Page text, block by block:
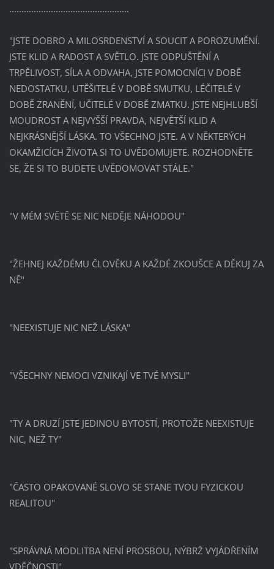
.................................................
"JSTE DOBRO A MILOSRDENSTVÍ A SOUCIT A POROZUMĚNÍ.
JSTE KLID A RADOST A SVĚTLO. JSTE ODPUŠTĚNÍ A
TRPĚLIVOST, SÍLA A ODVAHA, JSTE POMOCNÍCI V DOBĚ
NEDOSTATKU, UTĚŠITELÉ V DOBĚ SMUTKU, LÉČITELÉ V
DOBĚ ZRANĚNÍ, UČITELÉ V DOBĚ ZMATKU. JSTE NEJHLUBŠÍ
MOUDROST A NEJVYŠŠÍ PRAVDA, NEJVĚTŠÍ KLID A
NEJKRÁSNĚJŠÍ LÁSKA. TO VŠECHNO JSTE. A V NĚKTERÝCH
OKAMŽICÍCH ŽIVOTA SI TO UVĚDOMUJETE. ROZHODNĚTE
SE, ŽE SI TO BUDETE UVĚDOMOVAT STÁLE."
"V MÉM SVĚTĚ SE NIC NEDĚJE NÁHODOU"
"ŽEHNEJ KAŽDÉMU ČLOVĚKU A KAŽDÉ ZKOUŠCE A DĚKUJ ZA
NĚ"
"NEEXISTUJE NIC NEŽ LÁSKA"
"VŠECHNY NEMOCI VZNIKAJÍ VE TVÉ MYSLI"
"TY A DRUZÍ JSTE JEDINOU BYTOSTÍ, PROTOŽE NEEXISTUJE
NIC, NEŽ TY"
"ČASTO OPAKOVANÉ SLOVO SE STANE TVOU FYZICKOU
REALITOU"
"SPRÁVNÁ MODLITBA NENÍ PROSBOU, NÝBRŽ VYJÁDŘENÍM
VDĚČNOSTI"